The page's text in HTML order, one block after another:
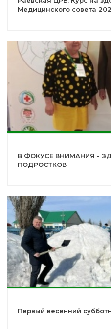
Медицинского совета
В ФОКУСЕ ВНИМАНИЯ -
ПОДРОСТКОВ
Первый весенний